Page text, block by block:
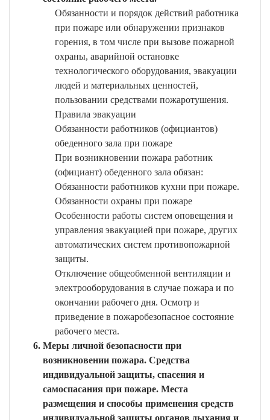
Обязанности и порядок действий работника
при пожаре или обнаружении признаков
горения, в том числе при вызове пожарной
охраны, аварийной остановке
технологического оборудования, эвакуации
людей и материальных ценностей,
пользовании средствами пожаротушения.
Правила эвакуации
Обязанности работников (официантов)
обеденного зала при пожаре
При возникновении пожара работник
(официант) обеденного зала обязан:
Обязанности работников кухни при пожаре.
Обязанности охраны при пожаре
Особенности работы систем оповещения и
управления эвакуацией при пожаре, других
автоматических систем противопожарной
защиты.
Отключение общеобменной вентиляции и
электрооборудования в случае пожара и по
окончании рабочего дня. Осмотр и
приведение в пожаробезопасное состояние
рабочего места.
Меры личной безопасности при
возникновении пожара. Средства
индивидуальной защиты, спасения и
самоспасания при пожаре. Места
размещения и способы применения средств
индивидуальной защиты органов дыхания и